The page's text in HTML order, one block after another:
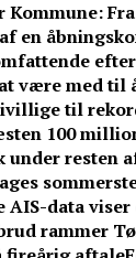
Kommune:
en
være med til
til
100
resten
AIS-data
rammer